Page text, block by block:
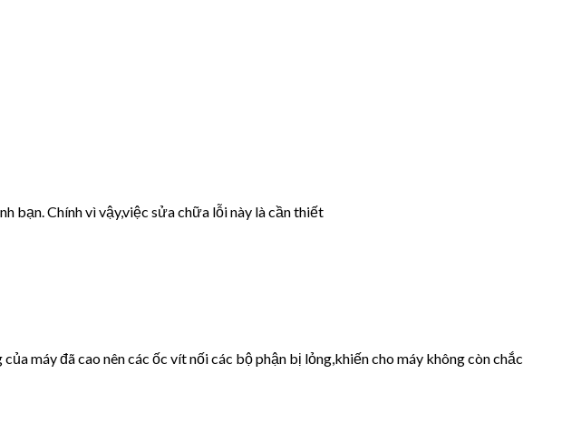
bạn. Chính vì vậy,việc sửa chữa lỗi này là cần thiết
máy đã cao nên các ốc vít nối các bộ phận bị lỏng,khiến cho máy không còn chắc